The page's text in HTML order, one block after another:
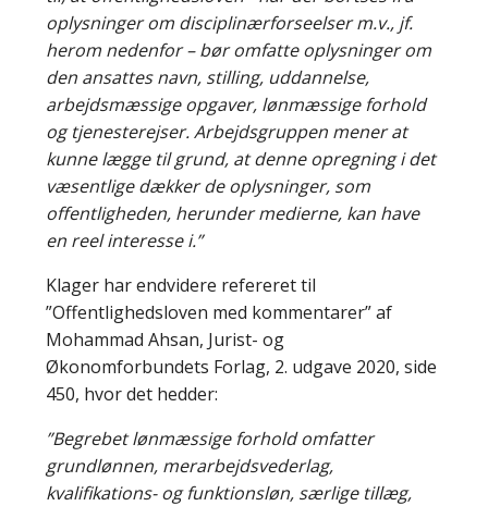
oplysninger om disciplinærforseelser m.v., jf.
herom nedenfor – bør omfatte oplysninger om
den ansattes navn, stilling, uddannelse,
arbejdsmæssige opgaver, lønmæssige forhold
og tjenesterejser. Arbejdsgruppen mener at
kunne lægge til grund, at denne opregning i det
væsentlige dækker de oplysninger, som
offentligheden, herunder medierne, kan have
en reel interesse i.”
Klager har endvidere refereret til
”Offentlighedsloven med kommentarer” af
Mohammad Ahsan, Jurist- og
Økonomforbundets Forlag, 2. udgave 2020, side
450, hvor det hedder:
”Begrebet lønmæssige forhold omfatter
grundlønnen, merarbejdsvederlag,
kvalifikations- og funktionsløn, særlige tillæg,